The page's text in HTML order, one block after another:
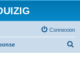
Connexion